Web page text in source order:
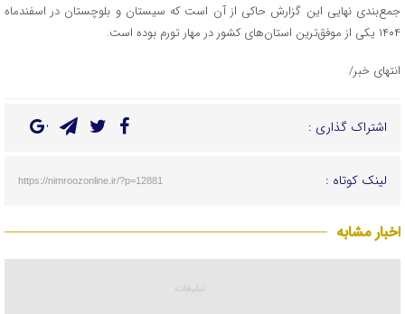
جمع‌بندی نهایی این گزارش حاکی از آن است که سیستان و بلوچستان در اسفندماه
۱۴۰۴ یکی از موفق‌ترین استان‌های کشور در مهار تورم بوده است.
انتهای خبر/
اشتراک گذاری :
لینک کوتاه : https://nimroozonline.ir/?p=12881
اخبار مشابه